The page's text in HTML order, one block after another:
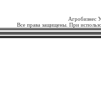
Агробизнес
Все права защищены. При